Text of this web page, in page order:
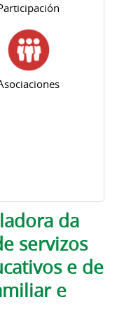
da
servizos
e de
e